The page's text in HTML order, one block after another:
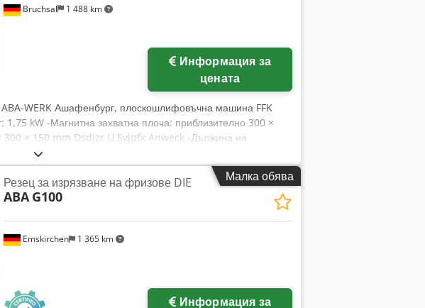
Bruchsal 1 488 km
цената
ABA-WERK Ашафенбург, плоскошлифовъчна машина FFK
kW -Магнитна захватна плоча: приблизително 300 ×
× 150 mm Dsdjzr U Svjpfx Anweck -Дължина на
шлифоване: приблизително 150 mm -Макс. височина на
диск: приблизително Ø 200 × 20 × 76 mm
приблизително 2800 об./мин -Настройка на масата по
ръчна -Настройка на височината: ръчна -Магнитна
охлаждане -Предпазен кожух за шлифовъчния диск
x 1,7 метра / Тегло 700 кг
Малка обява
Emskirchen 1 365 km
Резец за изрязване на фризове DIE
ABA G100